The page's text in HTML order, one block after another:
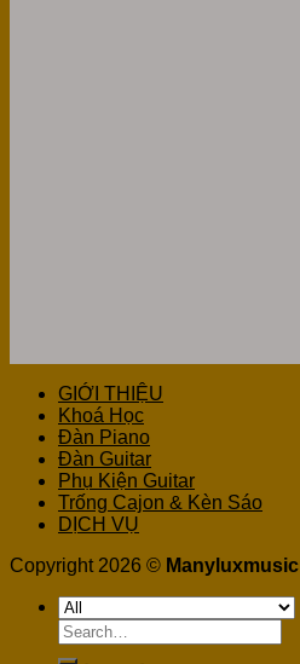
GIỚI THIỆU
Khoá Học
Đàn Piano
Đàn Guitar
Phụ Kiện Guitar
Trống Cajon & Kèn Sáo
DỊCH VỤ
Copyright 2026 © Manyluxmusic
Search
for: